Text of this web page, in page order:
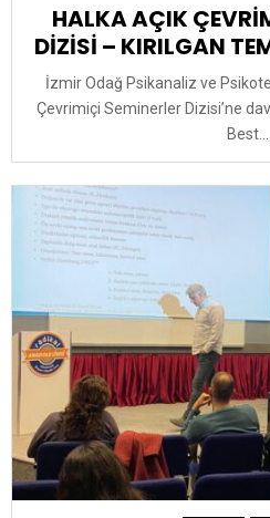
HALKA AÇIK
DİZİSİ – KIRILGAN
İzmir Odağ Psikanaliz ve
Çevrimiçi Seminerler Dizisi’ne
Best...